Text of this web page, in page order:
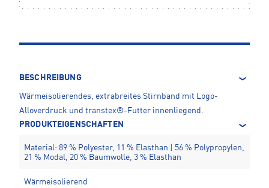
BESCHREIBUNG
Wärmeisolierendes, extrabreites Stirnband mit Logo-
Alloverdruck und transtex®-Futter innenliegend.
PRODUKTEIGENSCHAFTEN
Material: 89 % Polyester, 11 % Elasthan | 56 % Polypropylen,
21 % Modal, 20 % Baumwolle, 3 % Elasthan
Wärmeisolierend